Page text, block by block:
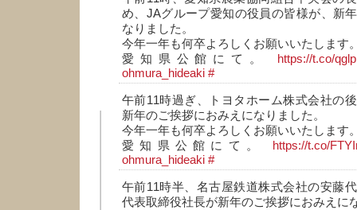
め、JAグループ愛知の役員の皆様が、新
なりました。
今年一年も何卒よろしくお願いいたします
愛知県公館にて。
https://t.co/
ohmura_hideaki #
午前11時過ぎ、トヨタホーム株式会社の
新年のご挨拶におみえになりました。
今年一年も何卒よろしくお願いいたします
愛知県公館にて。
https://t.co/
ohmura_hideaki #
午前11時半、名古屋鉄道株式会社の安藤
代表取締役社長が新年のご挨拶におみえに